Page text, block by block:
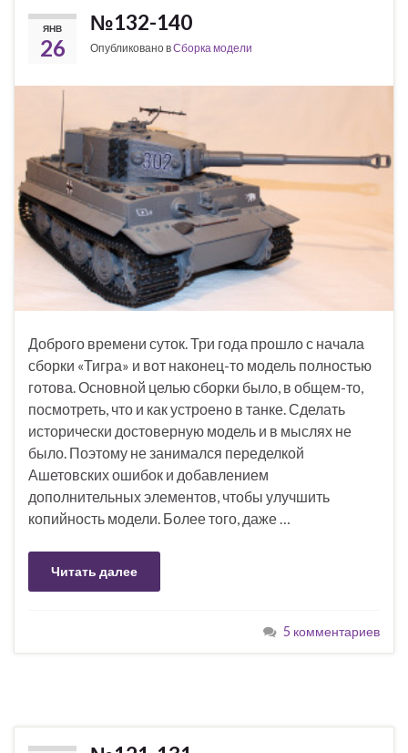
ЯНВ
26
№132-140
Опубликовано вСборка модели
Доброго времени суток. Три года прошло с начала
сборки «Тигра» и вот наконец-то модель полностью
готова. Основной целью сборки было, в общем-то,
посмотреть, что и как устроено в танке. Сделать
исторически достоверную модель и в мыслях не
было. Поэтому не занимался переделкой
Ашетовских ошибок и добавлением
дополнительных элементов, чтобы улучшить
копийность модели. Более того, даже …
Читать далее
5 комментариев